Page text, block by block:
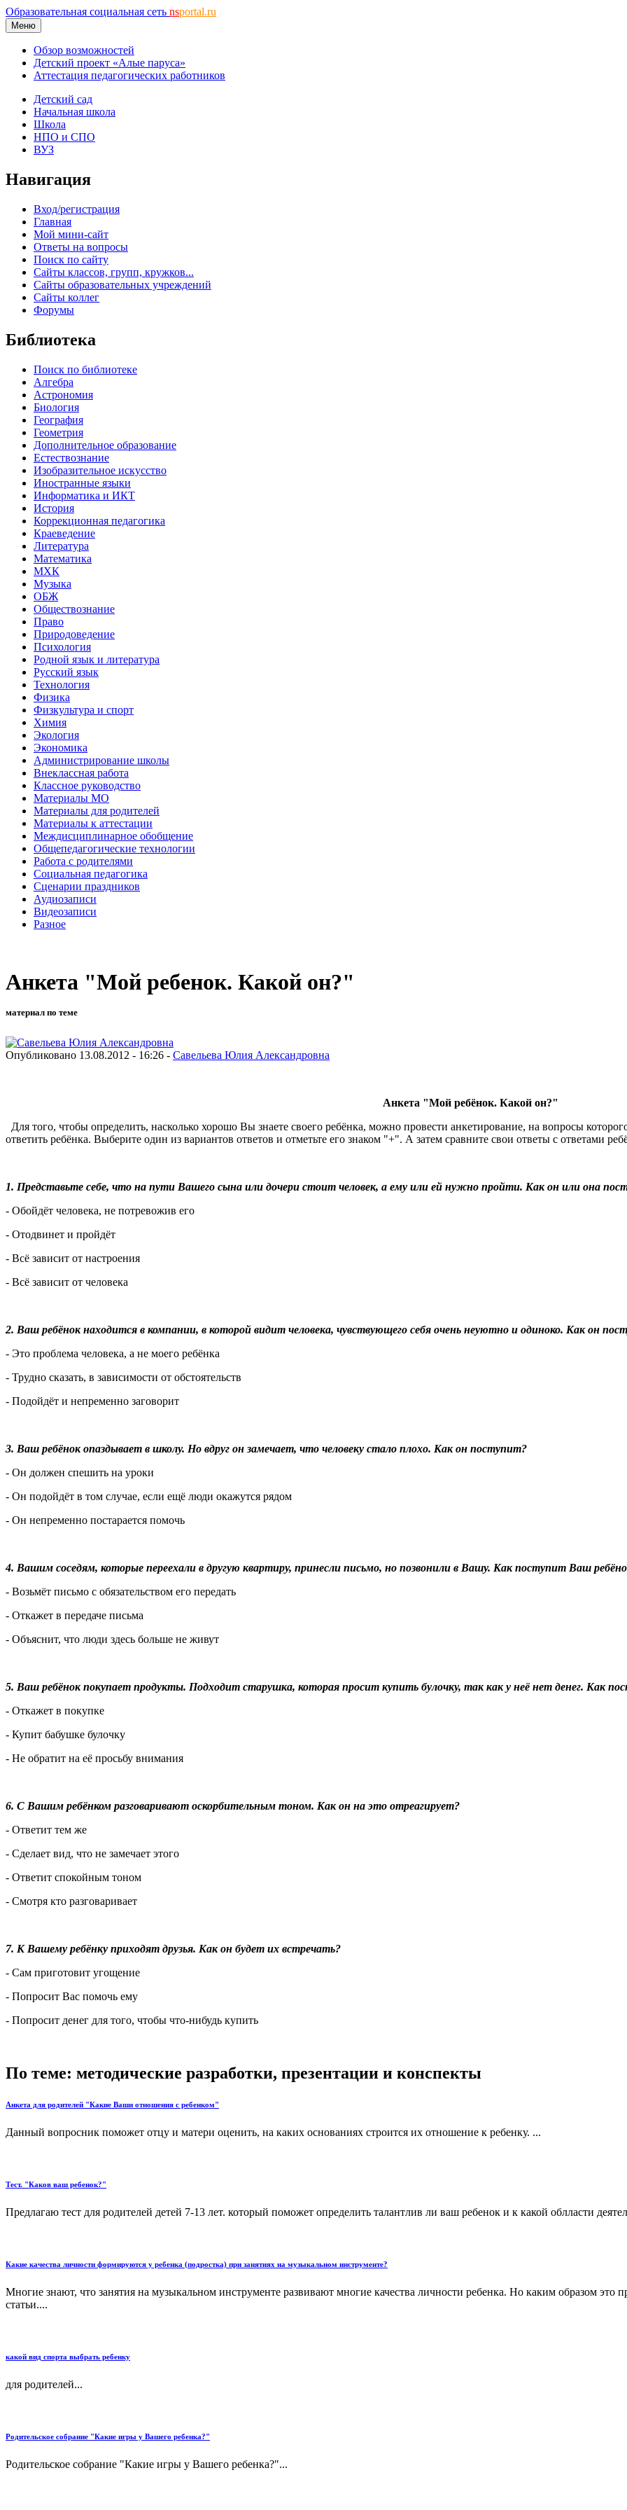
Образовательная социальная сеть nsportal.ru
Меню
Обзор возможностей
Детский проект «Алые паруса»
Аттестация педагогических работников
Детский сад
Начальная школа
Школа
НПО и СПО
ВУЗ
Навигация
Вход/регистрация
Главная
Мой мини-сайт
Ответы на вопросы
Поиск по сайту
Сайты классов, групп, кружков...
Сайты образовательных учреждений
Сайты коллег
Форумы
Библиотека
Поиск по библиотеке
Алгебра
Астрономия
Биология
География
Геометрия
Дополнительное образование
Естествознание
Изобразительное искусство
Иностранные языки
Информатика и ИКТ
История
Коррекционная педагогика
Краеведение
Литература
Математика
МХК
Музыка
ОБЖ
Обществознание
Право
Природоведение
Психология
Родной язык и литература
Русский язык
Технология
Физика
Физкультура и спорт
Химия
Экология
Экономика
Администрирование школы
Внеклассная работа
Классное руководство
Материалы МО
Материалы для родителей
Материалы к аттестации
Междисциплинарное обобщение
Общепедагогические технологии
Работа с родителями
Социальная педагогика
Сценарии праздников
Аудиозаписи
Видеозаписи
Разное
Анкета "Мой ребенок. Какой он?"
материал по теме
Опубликовано 13.08.2012 - 16:26 - Савельева Юлия Александровна
Анкета "Мой ребёнок. Какой он?"
Для того, чтобы определить, насколько хорошо Вы знаете своего ребёнка, можно провести анкетирование, на вопросы
ответить ребёнка. Выберите один из вариантов ответов и отметьте его знаком "+". А затем сравните свои ответы с ответами
1. Представьте себе, что на пути Вашего сына или дочери стоит человек, а ему или ей нужно пройти. Как он или она
- Обойдёт человека, не потревожив его
- Отодвинет и пройдёт
- Всё зависит от настроения
- Всё зависит от человека
2. Ваш ребёнок находится в компании, в которой видит человека, чувствующего себя очень неуютно и одиноко. Как он
- Это проблема человека, а не моего ребёнка
- Трудно сказать, в зависимости от обстоятельств
- Подойдёт и непременно заговорит
3. Ваш ребёнок опаздывает в школу. Но вдруг он замечает, что человеку стало плохо. Как он поступит?
- Он должен спешить на уроки
- Он подойдёт в том случае, если ещё люди окажутся рядом
- Он непременно постарается помочь
4. Вашим соседям, которые переехали в другую квартиру, принесли письмо, но позвонили в Вашу. Как поступит Ваш
- Возьмёт письмо с обязательством его передать
- Откажет в передаче письма
- Объяснит, что люди здесь больше не живут
5. Ваш ребёнок покупает продукты. Подходит старушка, которая просит купить булочку, так как у неё нет денег. Как
- Откажет в покупке
- Купит бабушке булочку
- Не обратит на её просьбу внимания
6. С Вашим ребёнком разговаривают оскорбительным тоном. Как он на это отреагирует?
- Ответит тем же
- Сделает вид, что не замечает этого
- Ответит спокойным тоном
- Смотря кто разговаривает
7. К Вашему ребёнку приходят друзья. Как он будет их встречать?
- Сам приготовит угощение
- Попросит Вас помочь ему
- Попросит денег для того, чтобы что-нибудь купить
По теме: методические разработки, презентации и конспекты
Анкета для родителей "Какие Ваши отношения с ребенком"
Данный вопросник поможет отцу и матери оценить, на каких основаниях строится их отношение к ребенку. ...
Тест. "Каков ваш ребенок?"
Предлагаю тест для родителей детей 7-13 лет. который поможет определить талантлив ли ваш ребенок и к какой облласти
Какие качества личности формируются у ребенка (подростка) при занятиях на музыкальном инструменте?
Многие знают, что занятия на музыкальном инструменте развивают многие качества личности ребенка. Но каким образом это
статьи....
какой вид спорта выбрать ребенку
для родителей...
Родительское собрание "Какие игры у Вашего ребенка?"
Родительское собрание "Какие игры у Вашего ребенка?"...